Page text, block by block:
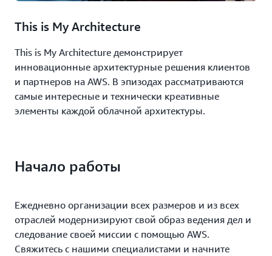
This is My Architecture
This is My Architecture демонстрирует
инновационные архитектурные решения клиентов
и партнеров на AWS. В эпизодах рассматриваются
самые интересные и технически креативные
элементы каждой облачной архитектуры.
Начало работы
Ежедневно организации всех размеров и из всех
отраслей модернизируют свой образ ведения дел и
следование своей миссии с помощью AWS.
Свяжитесь с нашими специалистами и начните